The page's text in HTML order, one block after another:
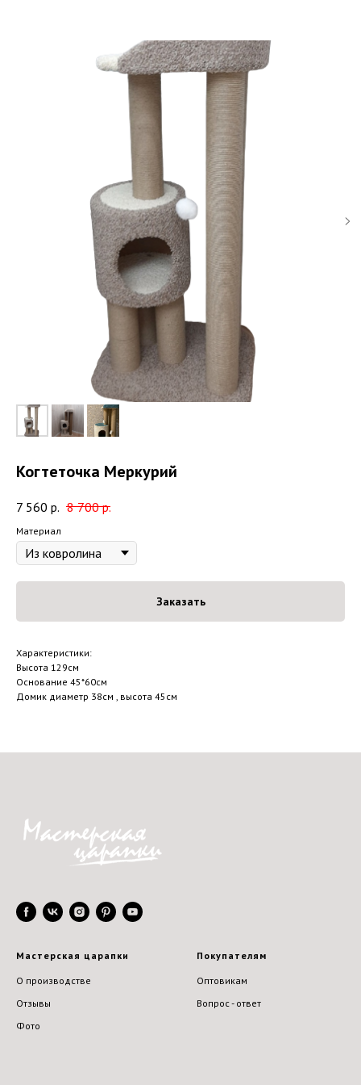
Когтеточка Меркурий
7 560 р. 8 700 р.
Материал
Заказать
Характеристики:
Высота 129см
Основание 45*60см
Домик диаметр 38см , высота 45см
Мастерская царапки
О производстве
Отзывы
Фото
Покупателям
Оптовикам
Вопрос - ответ